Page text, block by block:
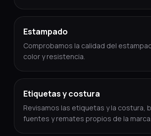
Estampado
Comprobamos la calidad del
color y resistencia.
Etiquetas y costura
Revisamos las etiquetas y la costura,
fuentes y remates propios de la marca.